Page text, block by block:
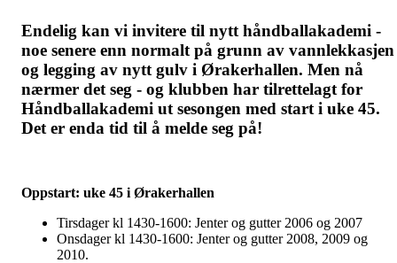
Endelig kan vi invitere til nytt håndballakademi -
noe senere enn normalt på grunn av vannlekkasjen
og legging av nytt gulv i Ørakerhallen. Men nå
nærmer det seg - og klubben har tilrettelagt for
Håndballakademi ut sesongen med start i uke 45.
Det er enda tid til å melde seg på!
Oppstart: uke 45 i Ørakerhallen
Tirsdager kl 1430-1600: Jenter og gutter 2006 og 2007
Onsdager kl 1430-1600: Jenter og gutter 2008, 2009 og
2010.